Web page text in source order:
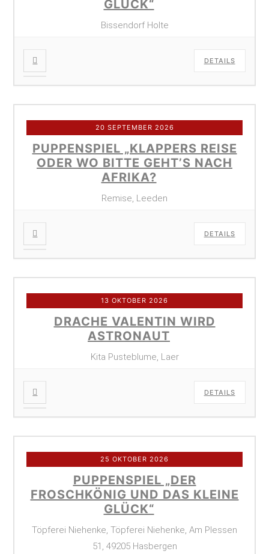
GLÜCK“
Bissendorf Holte
DETAILS
20 SEPTEMBER 2026
PUPPENSPIEL „KLAPPERS REISE
ODER WO BITTE GEHT’S NACH
AFRIKA?
Remise, Leeden
DETAILS
13 OKTOBER 2026
DRACHE VALENTIN WIRD
ASTRONAUT
Kita Pusteblume, Laer
DETAILS
25 OKTOBER 2026
PUPPENSPIEL „DER
FROSCHKÖNIG UND DAS KLEINE
GLÜCK“
Töpferei Niehenke, Töpferei Niehenke, Am Plessen
51, 49205 Hasbergen